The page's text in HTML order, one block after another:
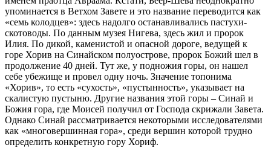
упоминается в Ветхом Завете и это название переводится как
«семь колодцев»: здесь надолго останавливались пастухи-
скотоводы. По данным музея Нигева, здесь жил и пророк
Илия. По дикой, каменистой и опасной дороге, ведущей к
горе Хорив на Синайском полуострове, пророк Божий шел в
продолжение 40 дней. Тут же, у подножия горы, он нашел
себе убежище и провел одну ночь. Значение топонима
«Хорив», то есть «сухость», «пустынность», указывает на
скалистую пустыню. Другие названия этой горы – Синай и
Божия гора, где Моисей получил от Господа скрижали Завета.
Однако Синай рассматривается некоторыми исследователями
как «многовершинная гора», среди вершин которой трудно
определить конкретную гору Хориф.